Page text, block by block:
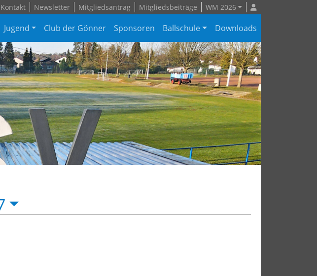
Kontakt Newsletter Mitgliedsantrag Mitgliedsbeiträge WM 2026
Jugend Club der Gönner Sponsoren Ballschule Downloads